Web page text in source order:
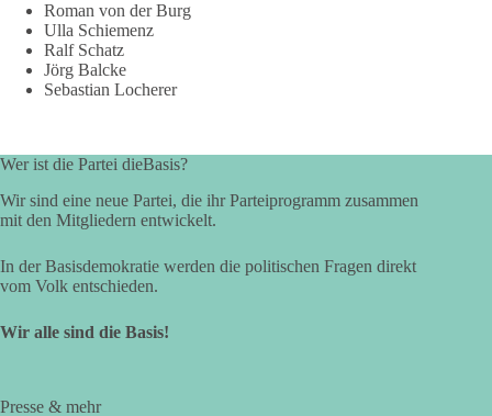
Roman von der Burg
Ulla Schiemenz
Ralf Schatz
Jörg Balcke
Sebastian Locherer
Wer ist die Partei dieBasis?
Wir sind eine neue Partei, die ihr Parteiprogramm zusammen
mit den Mitgliedern entwickelt.
In der Basisdemokratie werden die politischen Fragen direkt
vom Volk entschieden.
Wir alle sind die Basis!
Presse & mehr